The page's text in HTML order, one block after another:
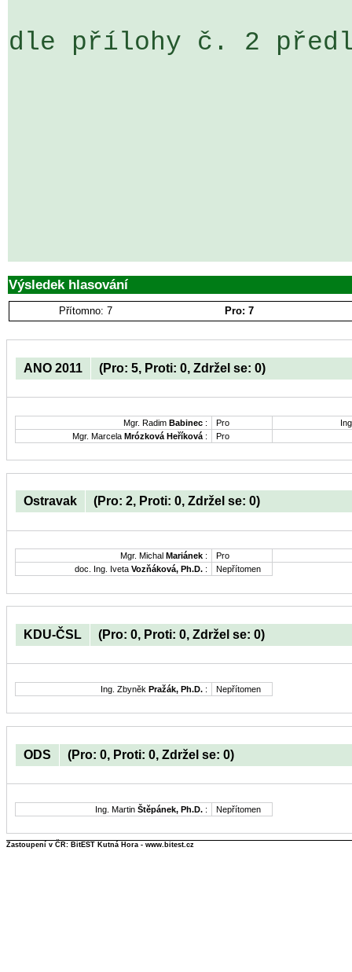
dle přílohy č. 2
Výsledek hlasování
Přítomno: 7 Pro: 7
ANO 2011 (Pro: 5, Proti: 0, Zdržel se: 0)
Mgr. Radim Babinec : Pro
Mgr. Marcela Mrózková Heříková : Pro
Ostravak (Pro: 2, Proti: 0, Zdržel se: 0)
Mgr. Michal Mariánek :
Pro
doc. Ing. Iveta Vozňáková, Ph.D. : Nepřítomen
KDU-ČSL (Pro: 0, Proti: 0, Zdržel se: 0)
Ing. Zbyněk Pražák, Ph.D. : Nepřítomen
ODS (Pro: 0, Proti: 0, Zdržel se: 0)
Ing. Martin Štěpánek, Ph.D. : Nepřítomen
Zastoupení v ČR: BitEST Kutná Hora - www.bitest.cz